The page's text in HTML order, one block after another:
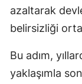
azaltarak
belirsizliği
Bu adım,
yaklaşımla